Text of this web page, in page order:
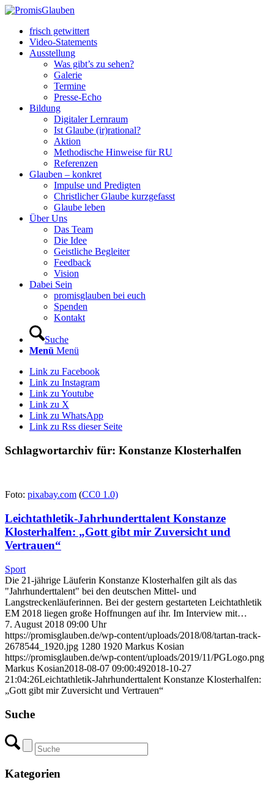
frisch getwittert
Video-Statements
Ausstellung
Was gibt’s zu sehen?
Galerie
Termine
Presse-Echo
Bildung
Digitaler Lernraum
Ist Glaube (ir)rational?
Aktion
Methodische Hinweise für RU
Referenzen
Glauben – konkret
Impulse und Predigten
Christlicher Glaube kurzgefasst
Glaube leben
Über Uns
Das Team
Die Idee
Geistliche Begleiter
Feedback
Vision
Dabei Sein
promisglauben bei euch
Spenden
Kontakt
Suche
Menü Menü
Link zu Facebook
Link zu Instagram
Link zu Youtube
Link zu X
Link zu WhatsApp
Link zu Rss dieser Seite
Schlagwortarchiv für: Konstanze Klosterhalfen
Foto: pixabay.com (CC0 1.0)
Leichtathletik-Jahrhunderttalent Konstanze
Klosterhalfen: „Gott gibt mir Zuversicht und
Vertrauen“
Sport
Die 21-jährige Läuferin Konstanze Klosterhalfen gilt als das
"Jahrhunderttalent" bei den deutschen Mittel- und
Langstreckenläuferinnen. Bei der gestern gestarteten Leichtathletik
EM 2018 liegen große Hoffnungen auf ihr. Im Interview mit…
7. August 2018 09:00 Uhr
https://promisglauben.de/wp-content/uploads/2018/08/tartan-track-
2678544_1920.jpg 1280 1920 Markus Kosian
https://promisglauben.de/wp-content/uploads/2019/11/PGLogo.png
Markus Kosian2018-08-07 09:00:492018-10-27
21:04:26Leichtathletik-Jahrhunderttalent Konstanze Klosterhalfen:
„Gott gibt mir Zuversicht und Vertrauen“
Suche
Kategorien